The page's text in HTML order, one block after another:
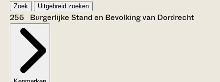
Zoek Uitgebreid zoeken
256 Burgerlijke Stand en Bevolking van Dordrecht